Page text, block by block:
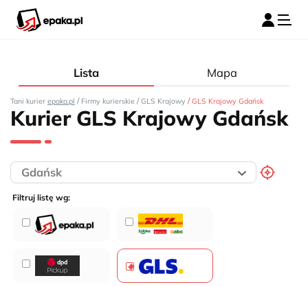
Lista Mapa
Tani kurier epaka.pl / Firmy kurierskie / GLS Krajowy / GLS Krajowy Gdańsk
Kurier GLS Krajowy Gdańsk
Filtruj listę wg: